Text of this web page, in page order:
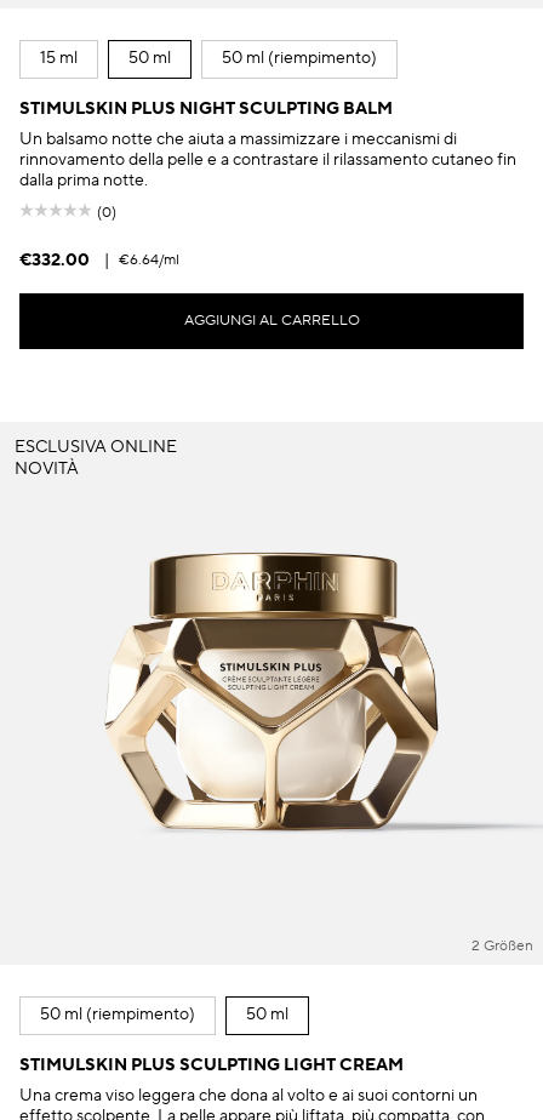
15 ml 50 ml 50 ml (riempimento)
STIMULSKIN PLUS NIGHT SCULPTING BALM
Un balsamo notte che aiuta a massimizzare i meccanismi di
rinnovamento della pelle e a contrastare il rilassamento cutaneo fin
dalla prima notte.
(0)
€332.00 | €6.64/ml
AGGIUNGI AL CARRELLO
ESCLUSIVA ONLINE
NOVITÀ
2 Größen
50 ml (riempimento) 50 ml
STIMULSKIN PLUS SCULPTING LIGHT CREAM
Una crema viso leggera che dona al volto e ai suoi contorni un